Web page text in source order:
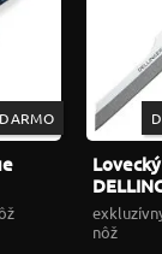
M390
nôž